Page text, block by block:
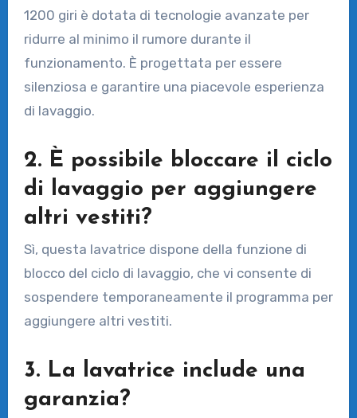
1200 giri è dotata di tecnologie avanzate per
ridurre al minimo il rumore durante il
funzionamento. È progettata per essere
silenziosa e garantire una piacevole esperienza
di lavaggio.
2. È possibile bloccare il ciclo
di lavaggio per aggiungere
altri vestiti?
Sì, questa lavatrice dispone della funzione di
blocco del ciclo di lavaggio, che vi consente di
sospendere temporaneamente il programma per
aggiungere altri vestiti.
3. La lavatrice include una
garanzia?